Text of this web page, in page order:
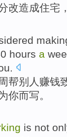
改造成住宅
hours a
帮别人 赚钱
你而写。
is not